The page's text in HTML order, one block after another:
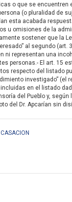
o que se encuentren
(o pluralidad
esta acabada
u omisiones de la
sostener que la
al segundo
ni representan una
personas.- El art. 15
respecto del listado
investigado”
en el listado
del Pueblo y,
del Dr. Apcarían sin